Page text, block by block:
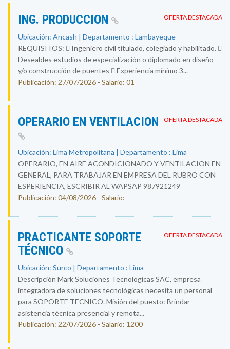
OFERTA DESTACADA
ING. PRODUCCION
Ubicación: Ancash | Departamento : Lambayeque
REQUISITOS:  Ingeniero civil titulado, colegiado y habilitado. 
Deseables estudios de especialización o diplomado en diseño
y/o construcción de puentes  Experiencia mínimo 3...
Publicación: 27/07/2026 - Salario: 01
OFERTA DESTACADA
OPERARIO EN VENTILACION
Ubicación: Lima Metropolitana | Departamento : Lima
OPERARIO, EN AIRE ACONDICIONADO Y VENTILACION EN
GENERAL, PARA TRABAJAR EN EMPRESA DEL RUBRO CON
ESPERIENCIA, ESCRIBIR AL WAPSAP 987921249
Publicación: 04/08/2026 - Salario: ----------
OFERTA DESTACADA
PRACTICANTE SOPORTE
TÉCNICO
Ubicación: Surco | Departamento : Lima
Descripción Mark Soluciones Tecnologicas SAC, empresa
integradora de soluciones tecnológicas necesita un personal
para SOPORTE TECNICO. Misión del puesto: Brindar
asistencia técnica presencial y remota...
Publicación: 22/07/2026 - Salario: 1200